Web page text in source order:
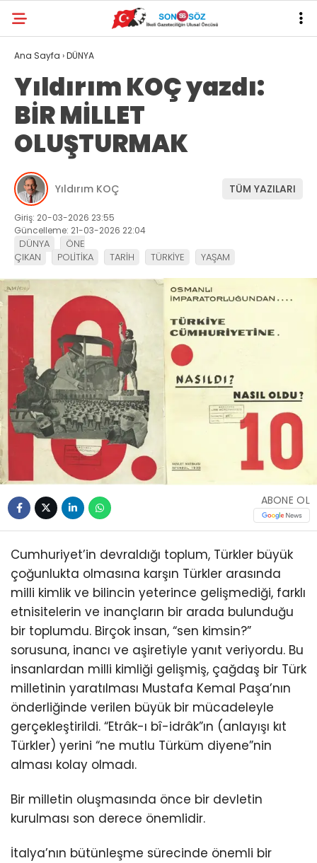
Ana Sayfa ›DÜNYA
Yıldırım KOÇ yazdı:
BİR MİLLET
OLUŞTURMAK
Yıldırım KOÇ TÜM YAZILARI
Giriş: 20-03-2026 23:55
Güncelleme: 21-03-2026 22:04
DÜNYA
ÖNE
ÇIKAN
POLİTİKA TARİH TÜRKİYE YAŞAM
ABONE OL
Cumhuriyet’in devraldığı toplum, Türkler büyük
çoğunlukta olmasına karşın Türkler arasında
milli kimlik ve bilincin yeterince gelişmediği, farklı
etnisitelerin ve inançların bir arada bulunduğu
bir toplumdu. Birçok insan, “sen kimsin?”
sorusuna, inancı ve aşiretiyle yanıt veriyordu. Bu
insanlardan milli kimliği gelişmiş, çağdaş bir Türk
milletinin yaratılması Mustafa Kemal Paşa’nın
önderliğinde verilen büyük bir mücadeleyle
gerçekleştirildi. “Etrâk-ı bî-idrâk”ın (anlayışı kıt
Türkler) yerini “ne mutlu Türküm diyene”nin
alması kolay olmadı.
Bir milletin oluşmasında önce bir devletin
kurulması son derece önemlidir.
İtalya’nın bütünleşme sürecinde önemli bir